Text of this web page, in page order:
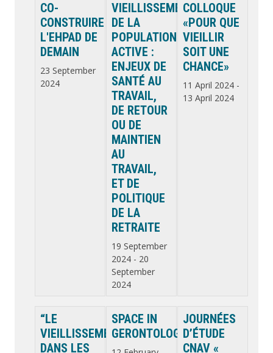
CO-
CONSTRUIRE
L'EHPAD DE
DEMAIN
23 September
2024
VIEILLISSEMENT
DE LA
POPULATION
ACTIVE :
ENJEUX DE
SANTÉ AU
TRAVAIL,
DE RETOUR
OU DE
MAINTIEN
AU
TRAVAIL,
ET DE
POLITIQUE
DE LA
RETRAITE
19 September
2024- 20
September
2024
COLLOQUE
«POUR QUE
VIEILLIR
SOIT UNE
CHANCE»
11 April 2024 -
13 April 2024
“LE
VIEILLISSEMENT
DANS LES
SPACE IN
GERONTOLOGY
JOURNÉES
D’ÉTUDE
CNAV «